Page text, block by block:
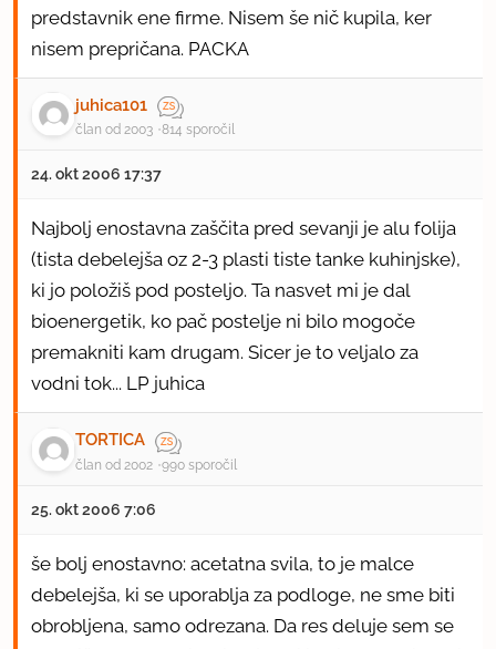
predstavnik ene firme. Nisem še nič kupila, ker
nisem prepričana. PACKA
juhica101
član od 2003 814 sporočil
24. okt 2006 17:37
Najbolj enostavna zaščita pred sevanji je alu folija
(tista debelejša oz 2-3 plasti tiste tanke kuhinjske),
ki jo položiš pod posteljo. Ta nasvet mi je dal
bioenergetik, ko pač postelje ni bilo mogoče
premakniti kam drugam. Sicer je to veljalo za
vodni tok... LP juhica
TORTICA
član od 2002 990 sporočil
25. okt 2006 7:06
še bolj enostavno: acetatna svila, to je malce
debelejša, ki se uporablja za podloge, ne sme biti
obrobljena, samo odrezana. Da res deluje sem se